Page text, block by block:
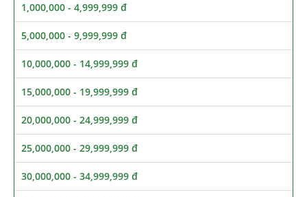
1,000,000 - 4,999,999 đ
5,000,000 - 9,999,999 đ
10,000,000 - 14,999,999 đ
15,000,000 - 19,999,999 đ
20,000,000 - 24,999,999 đ
25,000,000 - 29,999,999 đ
30,000,000 - 34,999,999 đ